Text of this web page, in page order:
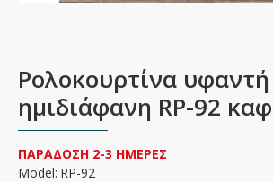
Ρολοκουρτίνα υφαντή
ημιδιάφανη RP-92
ΠΑΡΑΔΟΣΗ 2-3 ΗΜΕΡΕΣ
Model: RP-92